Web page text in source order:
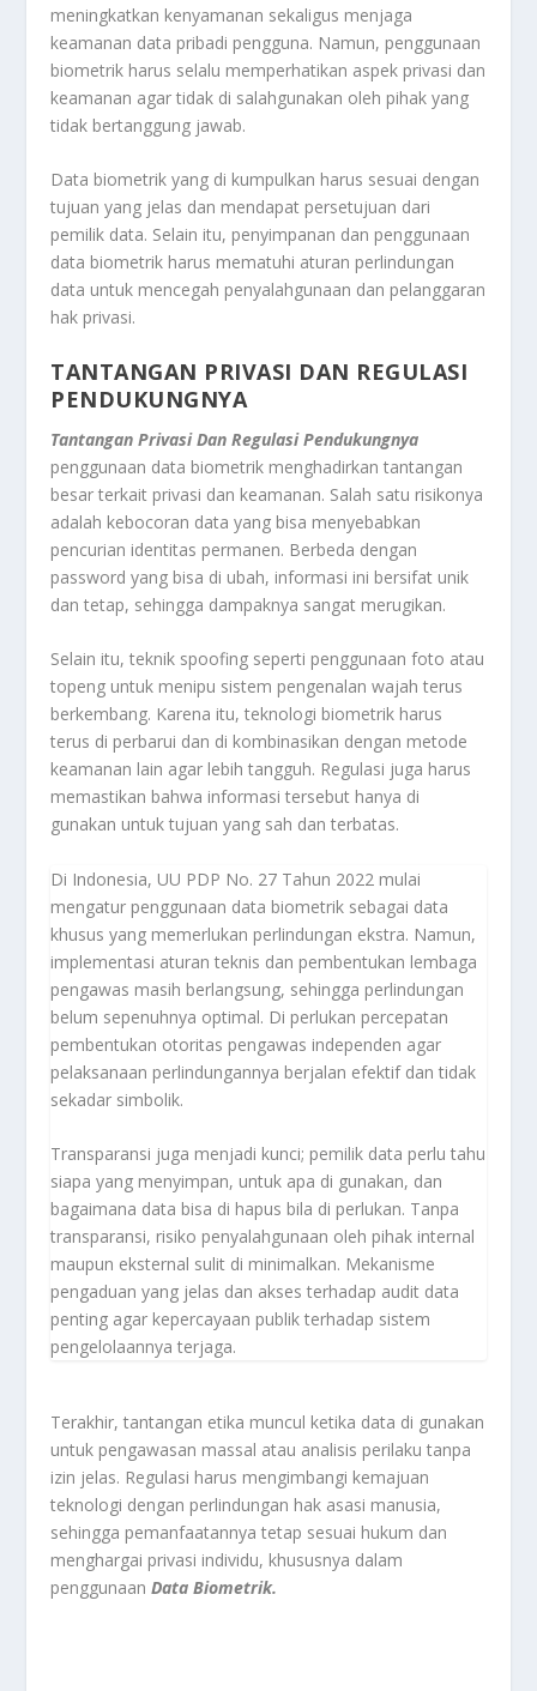
meningkatkan kenyamanan sekaligus menjaga
keamanan data pribadi pengguna. Namun, penggunaan
biometrik harus selalu memperhatikan aspek privasi dan
keamanan agar tidak di salahgunakan oleh pihak yang
tidak bertanggung jawab.
Data biometrik yang di kumpulkan harus sesuai dengan
tujuan yang jelas dan mendapat persetujuan dari
pemilik data. Selain itu, penyimpanan dan penggunaan
data biometrik harus mematuhi aturan perlindungan
data untuk mencegah penyalahgunaan dan pelanggaran
hak privasi.
TANTANGAN PRIVASI DAN REGULASI
PENDUKUNGNYA
Tantangan Privasi Dan Regulasi Pendukungnya
penggunaan data biometrik menghadirkan tantangan
besar terkait privasi dan keamanan. Salah satu risikonya
adalah kebocoran data yang bisa menyebabkan
pencurian identitas permanen. Berbeda dengan
password yang bisa di ubah, informasi ini bersifat unik
dan tetap, sehingga dampaknya sangat merugikan.
Selain itu, teknik spoofing seperti penggunaan foto atau
topeng untuk menipu sistem pengenalan wajah terus
berkembang. Karena itu, teknologi biometrik harus
terus di perbarui dan di kombinasikan dengan metode
keamanan lain agar lebih tangguh. Regulasi juga harus
memastikan bahwa informasi tersebut hanya di
gunakan untuk tujuan yang sah dan terbatas.
Di Indonesia, UU PDP No. 27 Tahun 2022 mulai
mengatur penggunaan data biometrik sebagai data
khusus yang memerlukan perlindungan ekstra. Namun,
implementasi aturan teknis dan pembentukan lembaga
pengawas masih berlangsung, sehingga perlindungan
belum sepenuhnya optimal. Di perlukan percepatan
pembentukan otoritas pengawas independen agar
pelaksanaan perlindungannya berjalan efektif dan tidak
sekadar simbolik.
Transparansi juga menjadi kunci; pemilik data perlu tahu
siapa yang menyimpan, untuk apa di gunakan, dan
bagaimana data bisa di hapus bila di perlukan. Tanpa
transparansi, risiko penyalahgunaan oleh pihak internal
maupun eksternal sulit di minimalkan. Mekanisme
pengaduan yang jelas dan akses terhadap audit data
penting agar kepercayaan publik terhadap sistem
pengelolaannya terjaga.
Terakhir, tantangan etika muncul ketika data di gunakan
untuk pengawasan massal atau analisis perilaku tanpa
izin jelas. Regulasi harus mengimbangi kemajuan
teknologi dengan perlindungan hak asasi manusia,
sehingga pemanfaatannya tetap sesuai hukum dan
menghargai privasi individu, khususnya dalam
penggunaanData Biometrik.